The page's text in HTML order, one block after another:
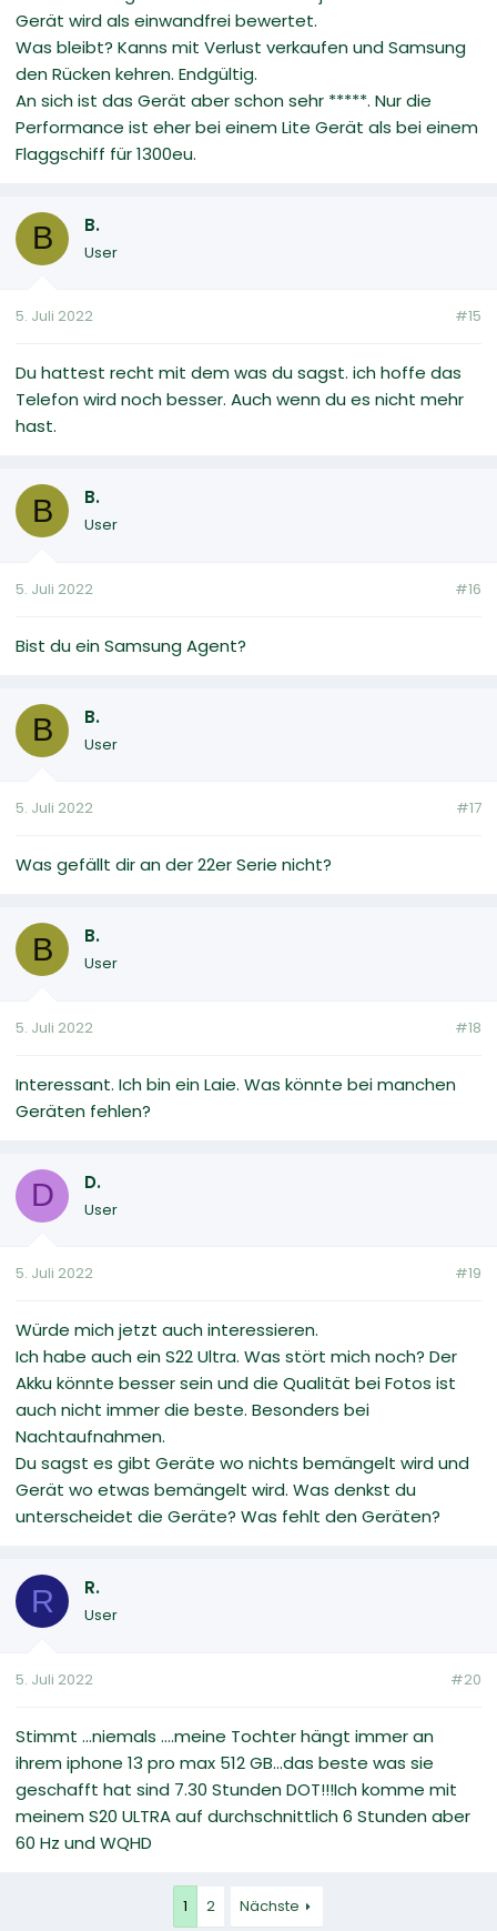
Gerät wird als einwandfrei bewertet.
Was bleibt? Kanns mit Verlust verkaufen und Samsung
den Rücken kehren. Endgültig.
An sich ist das Gerät aber schon sehr *****. Nur die
Performance ist eher bei einem Lite Gerät als bei einem
Flaggschiff für 1300eu.
B B.
User
5. Juli 2022 #15
Du hattest recht mit dem was du sagst. ich hoffe das
Telefon wird noch besser. Auch wenn du es nicht mehr
hast.
B B.
User
5. Juli 2022 #16
Bist du ein Samsung Agent?
B B.
User
5. Juli 2022 #17
Was gefällt dir an der 22er Serie nicht?
B B.
User
5. Juli 2022 #18
Interessant. Ich bin ein Laie. Was könnte bei manchen
Geräten fehlen?
D D.
User
5. Juli 2022 #19
Würde mich jetzt auch interessieren.
Ich habe auch ein S22 Ultra. Was stört mich noch? Der
Akku könnte besser sein und die Qualität bei Fotos ist
auch nicht immer die beste. Besonders bei
Nachtaufnahmen.
Du sagst es gibt Geräte wo nichts bemängelt wird und
Gerät wo etwas bemängelt wird. Was denkst du
unterscheidet die Geräte? Was fehlt den Geräten?
R R.
User
5. Juli 2022 #20
Stimmt ...niemals ....meine Tochter hängt immer an
ihrem iphone 13 pro max 512 GB...das beste was sie
geschafft hat sind 7.30 Stunden DOT!!!Ich komme mit
meinem S20 ULTRA auf durchschnittlich 6 Stunden aber
60 Hz und WQHD
1 2 Nächste